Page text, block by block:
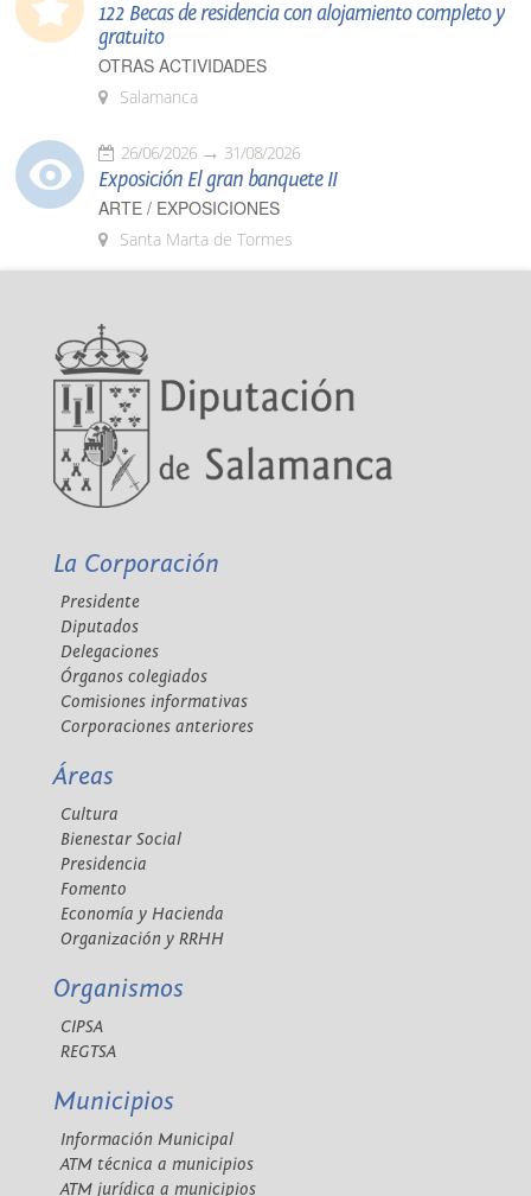
122 Becas de residencia con alojamiento completo y
gratuito
OTRAS ACTIVIDADES
Salamanca
26/06/2026 31/08/2026
Exposición El gran banquete II
ARTE / EXPOSICIONES
Santa Marta de Tormes
La Corporación
Presidente
Diputados
Delegaciones
Órganos colegiados
Comisiones informativas
Corporaciones anteriores
Áreas
Cultura
Bienestar Social
Presidencia
Fomento
Economía y Hacienda
Organización y RRHH
Organismos
CIPSA
REGTSA
Municipios
Información Municipal
ATM técnica a municipios
ATM jurídica a municipios